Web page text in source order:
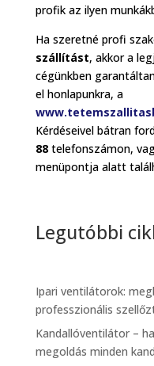
profik az ilyen
Ha szeretné profi
szállítást, akkor a
cégünkben
el honlapunkra, a
Kérdéseivel bátran
88telefonszámon,
menüpontja alatt
Legutóbbi
Ipari ventilátorok:
professzionális
Kandallóventilátor –
megoldás minden